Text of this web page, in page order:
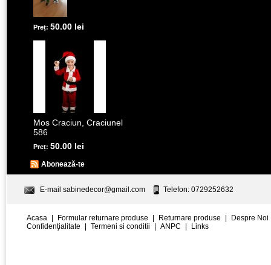
Preț: 50.00 lei
Mos Craciun, Craciunel
586
Preț: 50.00 lei
Abonează-te
E-mail sabinedecor@gmail.com Telefon: 0729252632
Acasa Formular returnare produse Returnare produse
Despre Noi
Confidenţialitate
Termeni si conditii ANPC Links